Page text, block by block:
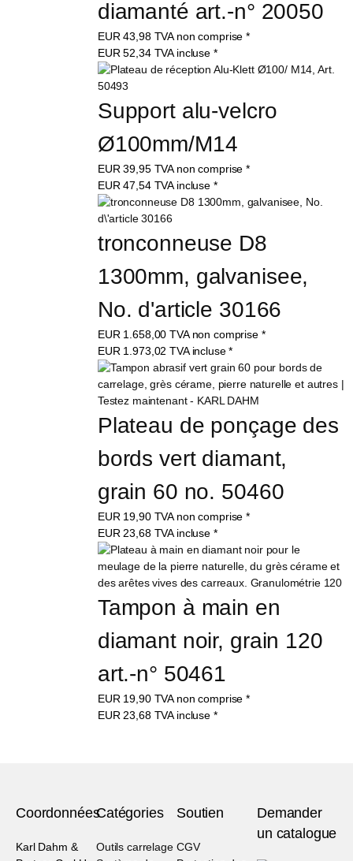
diamanté art.-n° 20050
EUR43,98 TVA non comprise *
EUR52,34 TVA incluse *
Support alu-velcro
Ø100mm/M14
EUR39,95 TVA non comprise *
EUR47,54 TVA incluse *
tronconneuse D8
1300mm, galvanisee,
No. d'article 30166
EUR 1.658,00TVA non comprise *
EUR 1.973,02TVA incluse *
Plateau de ponçage des
bords vert diamant,
grain 60 no. 50460
EUR 19,90 TVA non comprise *
EUR 23,68 TVA incluse *
Tampon à main en
diamant noir, grain 120
art.-n° 50461
EUR 19,90 TVA non comprise *
EUR 23,68 TVA incluse *
Coordonnées
Karl Dahm &
Catégories
Outils carrelage
Soutien
CGV
Demander
un catalogue